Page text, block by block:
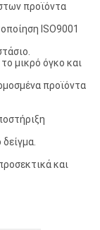
προϊόντα
ISO9001
μικρό όγκο και
προϊόντα
και